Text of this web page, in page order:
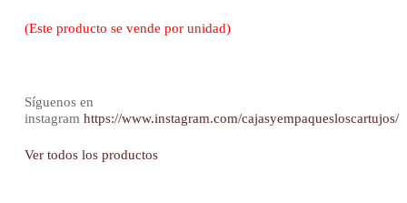
(Este producto se vende por unidad)
Síguenos en
instagram https://www.instagram.com/cajasyempaquesloscartujos/
Ver todos los productos